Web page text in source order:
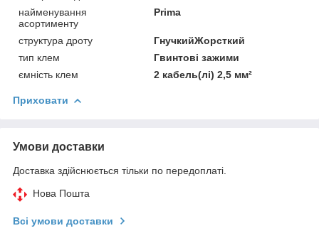
найменування
асортименту
Prima
структура дроту
ГнучкийЖорсткий
тип клем
Гвинтові зажими
ємність клем
2 кабель(лі) 2,5 мм²
Приховати
Умови доставки
Доставка здійснюється тільки по передоплаті.
Нова Пошта
Всі умови доставки